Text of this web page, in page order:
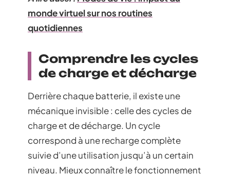
monde virtuel sur nos routines
quotidiennes
Comprendre les cycles
de charge et décharge
Derrière chaque batterie, il existe une
mécanique invisible : celle des cycles de
charge et de décharge. Un cycle
correspond à une recharge complète
suivie d’une utilisation jusqu’à un certain
niveau. Mieux connaître le fonctionnement